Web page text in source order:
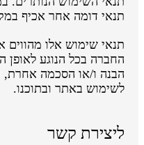
תנאי דומה אחר אכיף
תנאי שימוש אלו מהווים
החברה בכל הנוגע לאופן
הבנה ו/או הסכמה אחרת,
לשימוש באתר ובתוכנו.
ליצירת קשר